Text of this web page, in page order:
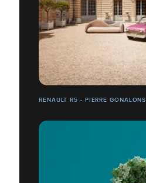
RENAULT R5 - PIERRE GONALONS